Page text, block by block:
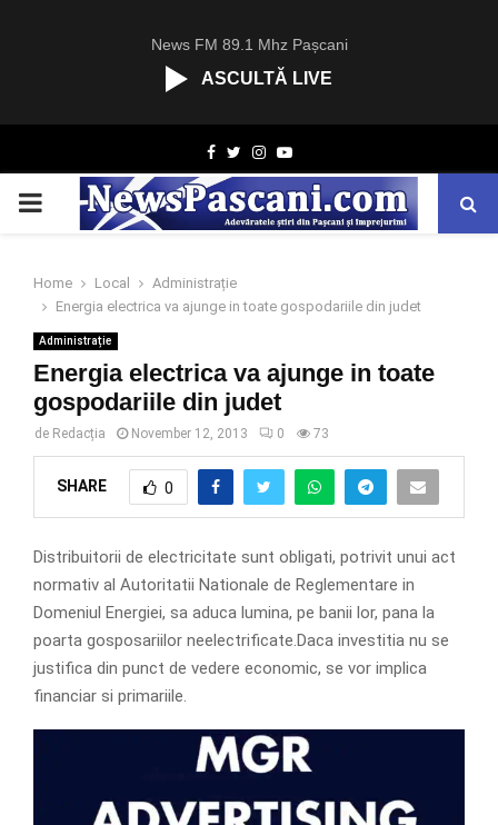
News FM 89.1 Mhz Pașcani
ASCULTĂ LIVE
Facebook
TwitterInstagram
Youtube
PRIMARY
Home Local
Administrație
Energia electrica va ajunge in toate gospodariile din judet
Administrație
Energia electrica va ajunge in toate
gospodariile din judet
de Redacția November 12, 2013 0 73
SHARE 0
Distribuitorii de electricitate sunt obligati, potrivit unui act
normativ al Autoritatii Nationale de Reglementare in
Domeniul Energiei, sa aduca lumina, pe banii lor, pana la
poarta gosposariilor neelectrificate.Daca investitia nu se
justifica din punct de vedere economic, se vor implica
financiar si primariile.